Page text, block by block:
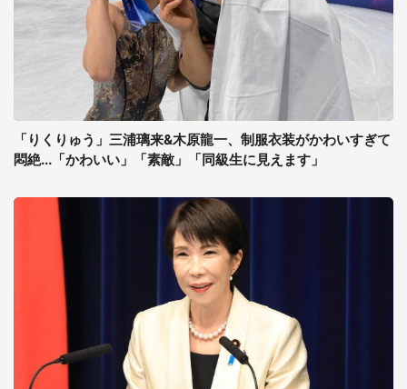
「りくりゅう」三浦璃来&木原龍一、制服衣装がかわいすぎて
悶絶...「かわいい」「素敵」「同級生に見えます」